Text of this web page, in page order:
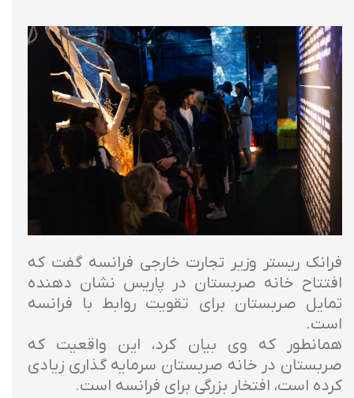
فرانک ریستر وزیر تجارت خارجی فرانسه گفت که
افتتاح خانه صربستان در پاریس نشان دهنده
تمایل صربستان برای تقویت روابط با فرانسه
است.
همانطور که وی بیان کرد، این واقعیت که
صربستان در خانه صربستان سرمایه گذاری زیادی
کرده است، افتخار بزرگی برای فرانسه است.